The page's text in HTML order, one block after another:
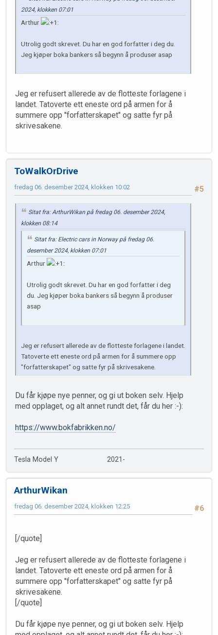
2024, klokken 07:01
Arthur
Utrolig godt skrevet. Du har en god forfatter i deg du.
Jeg kjøper boka bankers så begynn å produser asap
Jeg er refusert allerede av de flotteste forlagene i
landet. Tatoverte ett eneste ord på armen for å
summere opp "forfatterskapet" og satte fyr på
skrivesakene.
ToWalkOrDrive
#5
fredag 06. desember 2024, klokken 10:02
Sitat fra: ArthurWikan på fredag 06. desember 2024,
klokken 08:14
Sitat fra: Electric cars in Norway på fredag 06.
desember 2024, klokken 07:01
Arthur
Utrolig godt skrevet. Du har en god forfatter i deg
du. Jeg kjøper boka bankers så begynn å produser
asap
Jeg er refusert allerede av de flotteste forlagene i landet.
Tatoverte ett eneste ord på armen for å summere opp
"forfatterskapet" og satte fyr på skrivesakene.
Du får kjøpe nye penner, og gi ut boken selv. Hjelp
med opplaget, og alt annet rundt det, får du her :-):
https://www.bokfabrikken.no/
Tesla Model Y 2021-
ArthurWikan
#6
fredag 06. desember 2024, klokken 12:25
[/quote]
Jeg er refusert allerede av de flotteste forlagene i
landet. Tatoverte ett eneste ord på armen for å
summere opp "forfatterskapet" og satte fyr på
skrivesakene.
[/quote]
Du får kjøpe nye penner, og gi ut boken selv. Hjelp